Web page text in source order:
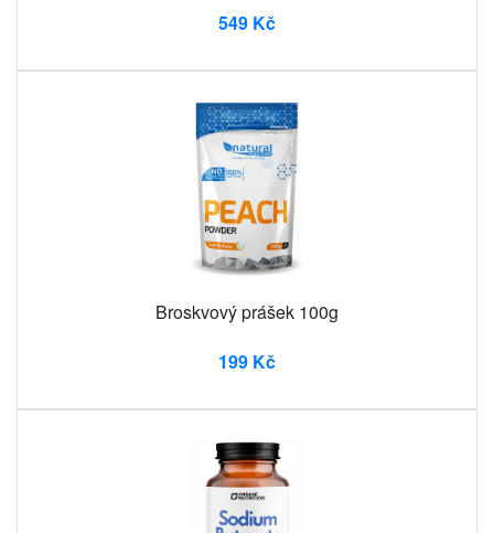
549 Kč
Broskvový prášek 100g
199 Kč